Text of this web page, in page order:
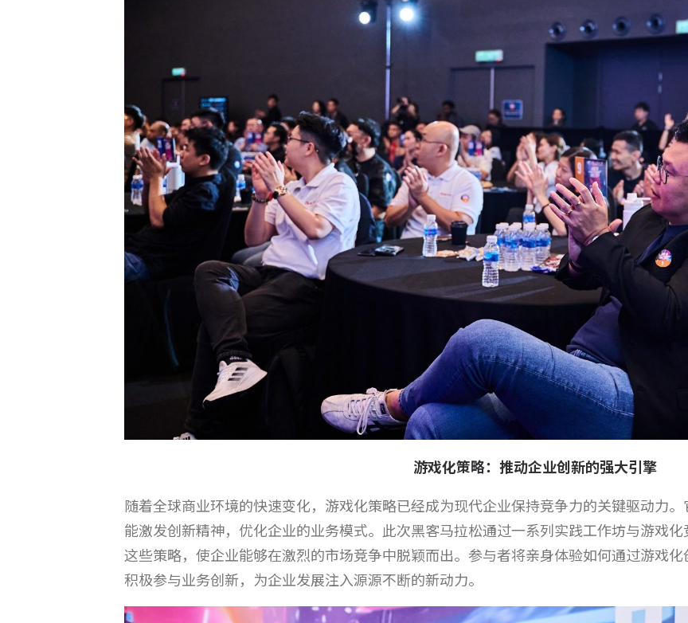
游戏化策略：推动企业创新的强大引擎
随着全球商业环境的快速变化，游戏化策略已经成为现代企业保持竞争力的关键驱动力
能激发创新精神，优化企业的业务模式。此次黑客马拉松通过一系列实践工作坊与游戏
这些策略，使企业能够在激烈的市场竞争中脱颖而出。参与者将亲身体验如何通过游戏
积极参与业务创新，为企业发展注入源源不断的新动力。